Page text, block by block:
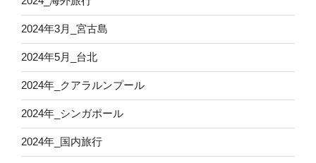
2024年3月_宮古島
2024年5月_台北
2024年_クアラルンプール
2024年_シンガポール
2024年_国内旅行